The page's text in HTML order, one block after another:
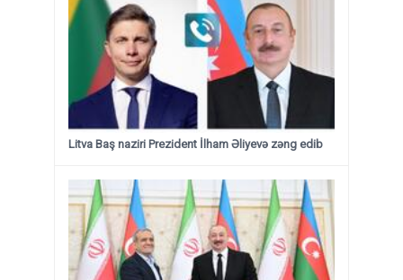
Litva Baş naziri Prezident İlham Əliyevə zəng edib